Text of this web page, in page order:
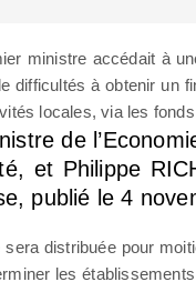
ministre accédait à
difficultés à obtenir un
locales, via les fonds
de
et Philippe
publié le 4
sera distribuée pour
les